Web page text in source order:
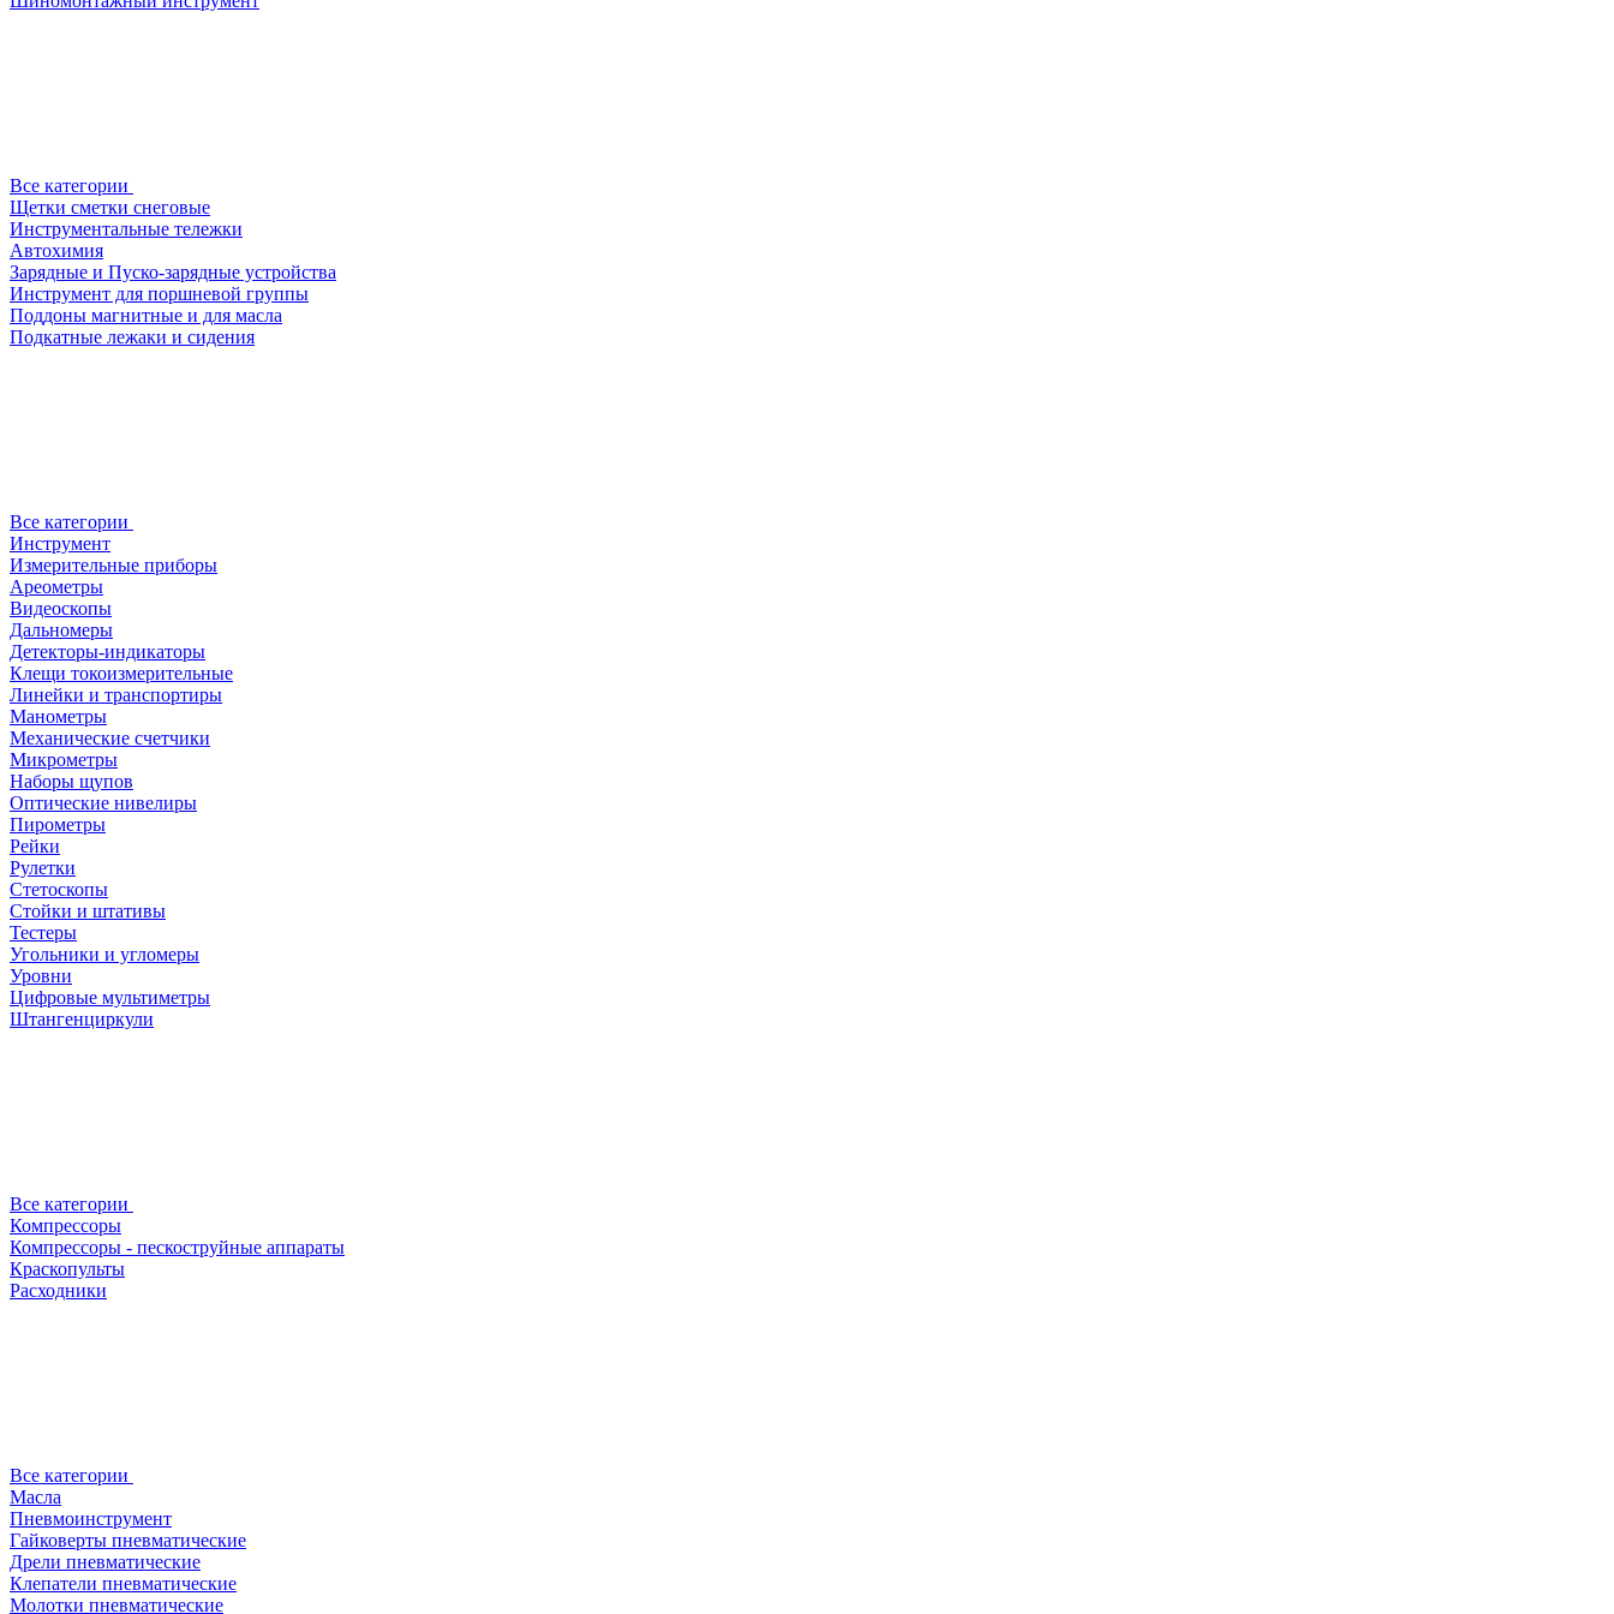
Все категории
Щетки сметки снеговые
Инструментальные тележки
Автохимия
Зарядные и Пуско-зарядные устройства
Инструмент для поршневой группы
Поддоны магнитные и для масла
Подкатные лежаки и сидения
Все категории
Инструмент
Измерительные приборы
Ареометры
Видеоскопы
Дальномеры
Детекторы-индикаторы
Клещи токоизмерительные
Линейки и транспортиры
Манометры
Механические счетчики
Микрометры
Наборы щупов
Оптические нивелиры
Пирометры
Рейки
Рулетки
Стетоскопы
Стойки и штативы
Тестеры
Угольники и угломеры
Уровни
Цифровые мультиметры
Штангенциркули
Все категории
Компрессоры
Компрессоры - пескоструйные аппараты
Краскопульты
Расходники
Все категории
Масла
Пневмоинструмент
Гайковерты пневматические
Дрели пневматические
Клепатели пневматические
Молотки пневматические